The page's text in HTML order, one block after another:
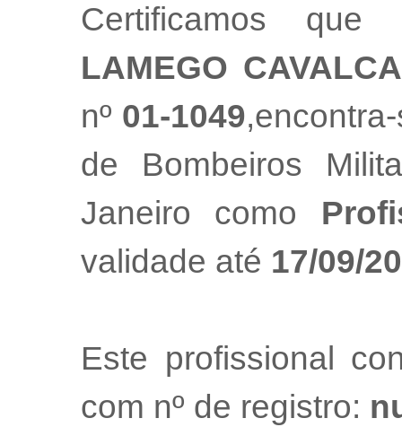
Certificamos
LAMEGO
nº 01-1049
de Bombeiros
Janeiro como
validade até 17/09/
Este profissional
com nº de registro: